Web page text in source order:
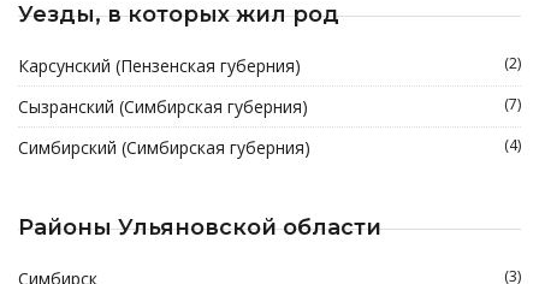
Уезды, в которых жил род
Карсунский (Пензенская губерния) (2)
Сызранский (Симбирская губерния) (7)
Симбирский (Симбирская губерния) (4)
Районы Ульяновской области
Симбирск (3)